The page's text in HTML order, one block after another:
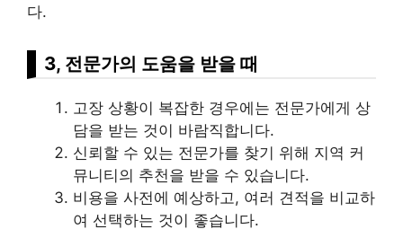
다.
3, 전문가의 도움을 받을 때
고장 상황이 복잡한 경우에는 전문가에게 상
담을 받는 것이 바람직합니다.
신뢰할 수 있는 전문가를 찾기 위해 지역 커
뮤니티의 추천을 받을 수 있습니다.
비용을 사전에 예상하고, 여러 견적을 비교하
여 선택하는 것이 좋습니다.